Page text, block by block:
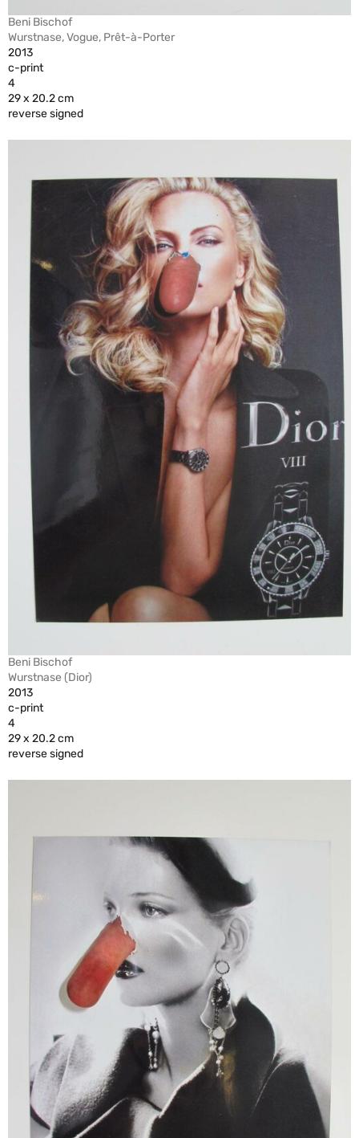
Beni Bischof
Wurstnase, Vogue, Prêt-à-Porter
2013
c-print
4
29 x 20.2 cm
reverse signed
Beni Bischof
Wurstnase (Dior)
2013
c-print
4
29 x 20.2 cm
reverse signed